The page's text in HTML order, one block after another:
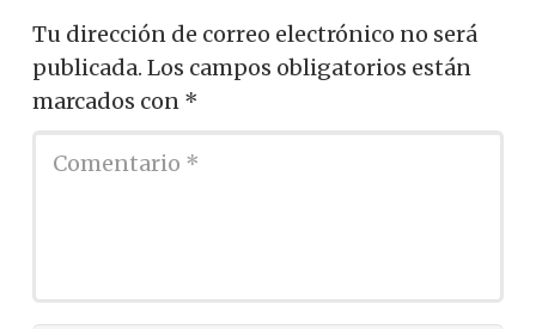
Tu dirección de correo electrónico no será
publicada. Los campos obligatorios están
marcados con *